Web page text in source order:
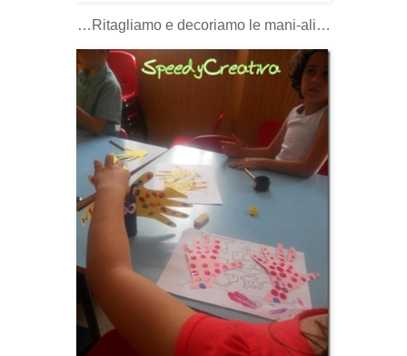
…Ritagliamo e decoriamo le mani-ali…